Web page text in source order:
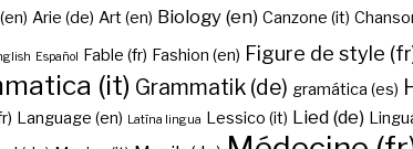
Arie (de) Art (en) Biology (en) Canzone (it)
Español Fable (fr) Fashion (en) Figure de style
(it) Grammatik (de) gramática (es)
Language (en) Latīna lingua Lessico (it) Lied (de)